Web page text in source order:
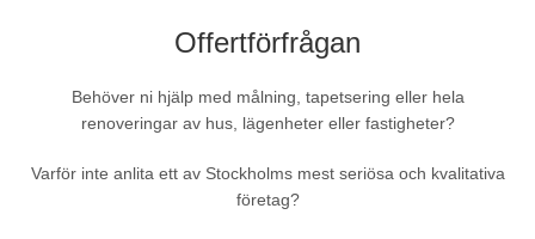
Offertförfrågan
Behöver ni hjälp med målning, tapetsering eller hela
renoveringar av hus, lägenheter eller fastigheter?
Varför inte anlita ett av Stockholms mest seriösa och kvalitativa
företag?